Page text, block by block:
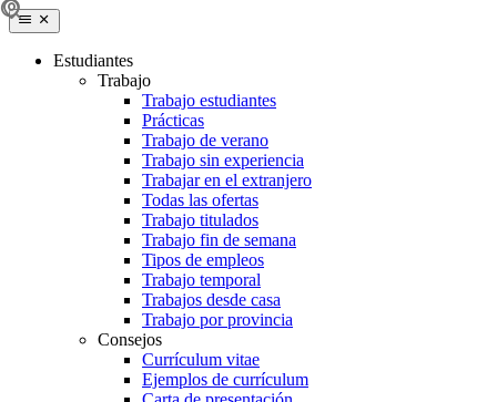
Estudiantes
Trabajo
Trabajo estudiantes
Prácticas
Trabajo de verano
Trabajo sin experiencia
Trabajar en el extranjero
Todas las ofertas
Trabajo titulados
Trabajo fin de semana
Tipos de empleos
Trabajo temporal
Trabajos desde casa
Trabajo por provincia
Consejos
Currículum vitae
Ejemplos de currículum